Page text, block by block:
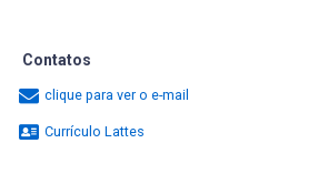
Contatos
clique para ver o e-mail
Currículo Lattes